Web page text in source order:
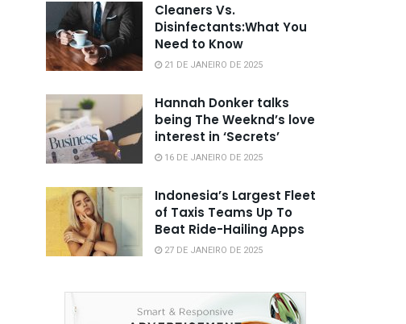
Cleaners Vs.
Disinfectants:What You
Need to Know
21 DE JANEIRO DE 2025
Hannah Donker talks
being The Weeknd’s love
interest in ‘Secrets’
16 DE JANEIRO DE 2025
Indonesia’s Largest Fleet
of Taxis Teams Up To
Beat Ride-Hailing Apps
27 DE JANEIRO DE 2025